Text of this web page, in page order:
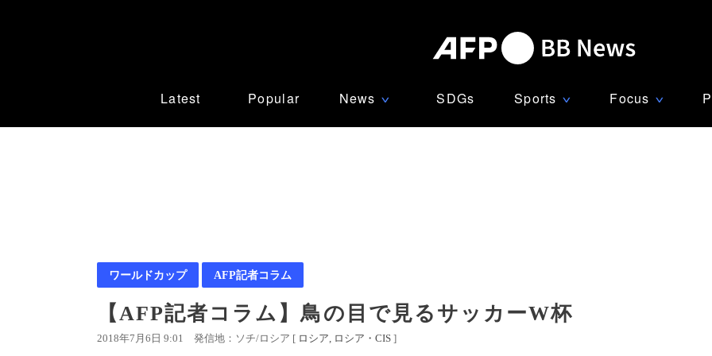
Latest Popular News ∨ SDGs Sports ∨ Focus ∨
ワールドカップ AFP記者コラム
【AFP記者コラム】鳥の目で見るサッカーW杯
2018年7月6日 9:01 発信地：ソチ/ロシア [ ロシア ロシア・CIS ]